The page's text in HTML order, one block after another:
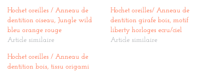
Hochet oreilles / Anneau de
dentition oiseau, Jungle wild
bleu orange rouge
Article similaire
Hochet oreilles/ Anneau de
dentition girafe bois, motif
liberty horloges ecru/ciel
Article similaire
Hochet oreilles / Anneau de
dentition bois, tissu origami